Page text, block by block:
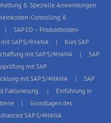
& Spezielle Anwendungen
Controlling &
SAP CO – Produktkosten-
SAP S/4HANA
Kurs SAP
mit SAP S/4HANA
SAP
mit SAP
mit SAP S/4HANA
SAP
Fakturierung
Einführung in
Grundlagen des
SAP S/4HANA